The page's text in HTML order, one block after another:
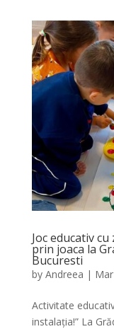
Joc educativ
prin joaca la
Bucuresti
by Andreea |
Activitate
instalația!” La